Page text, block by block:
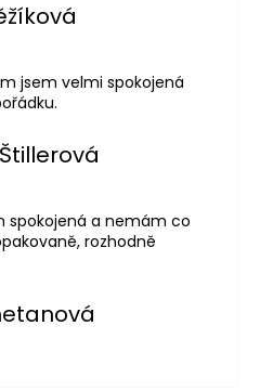
je 5 z 5 hvězdiček.
jsem velmi spokojená
je 5 z 5 hvězdiček.
a nemám co
rozhodně
je 5 z 5 hvězdiček.